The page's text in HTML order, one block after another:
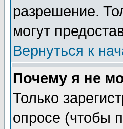
разрешение.
могут
Вернуться к
Почему я не
Только
опросе (чтобы